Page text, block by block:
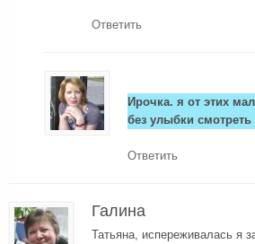
Ответить
Ирочка. я от этих
без улыбки смотреть
Ответить
Галина
Татьяна, испереживалась я